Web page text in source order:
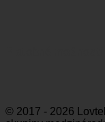
© 2017 - 2026